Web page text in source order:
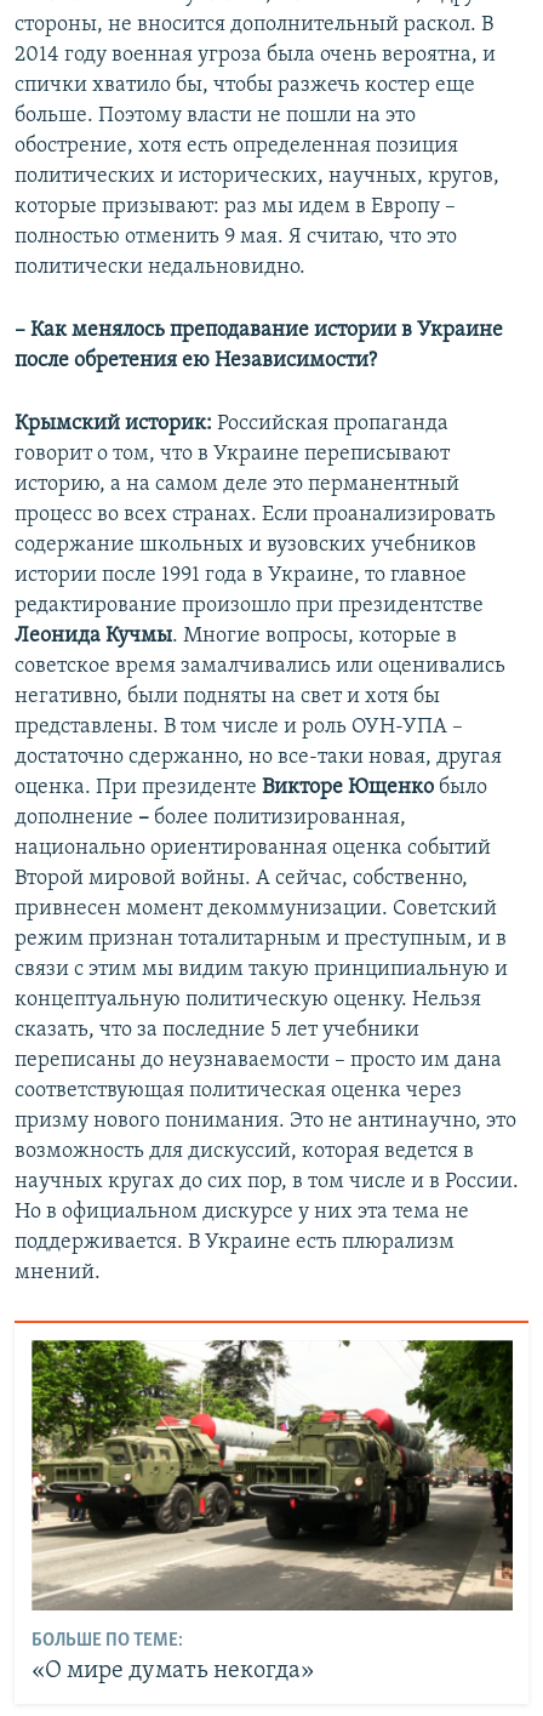
стороны, не вносится дополнительный раскол. В
2014 году военная угроза была очень вероятна, и
спички хватило бы, чтобы разжечь костер еще
больше. Поэтому власти не пошли на это
обострение, хотя есть определенная позиция
политических и исторических, научных, кругов,
которые призывают: раз мы идем в Европу –
полностью отменить 9 мая. Я считаю, что это
политически недальновидно.
– Как менялось преподавание истории в Украине
после обретения ею Независимости?
Крымский историк: Российская пропаганда
говорит о том, что в Украине переписывают
историю, а на самом деле это перманентный
процесс во всех странах. Если проанализировать
содержание школьных и вузовских учебников
истории после 1991 года в Украине, то главное
редактирование произошло при президентстве
Леонида Кучмы. Многие вопросы, которые в
советское время замалчивались или оценивались
негативно, были подняты на свет и хотя бы
представлены. В том числе и роль ОУН-УПА –
достаточно сдержанно, но все-таки новая, другая
оценка. При президенте Викторе Ющенко было
дополнение – более политизированная,
национально ориентированная оценка событий
Второй мировой войны. А сейчас, собственно,
привнесен момент декоммунизации. Советский
режим признан тоталитарным и преступным, и в
связи с этим мы видим такую принципиальную и
концептуальную политическую оценку. Нельзя
сказать, что за последние 5 лет учебники
переписаны до неузнаваемости – просто им дана
соответствующая политическая оценка через
призму нового понимания. Это не антинаучно, это
возможность для дискуссий, которая ведется в
научных кругах до сих пор, в том числе и в России.
Но в официальном дискурсе у них эта тема не
поддерживается. В Украине есть плюрализм
мнений.
БОЛЬШЕ ПО ТЕМЕ:
«О мире думать некогда»